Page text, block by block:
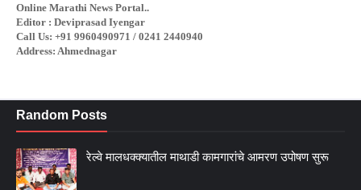
Online Marathi News Portal..
Editor : Deviprasad Iyengar
Call Us: +91 9960490971 / 0241 2440940
Address: Ahmednagar
Random Posts
रेल्वे मालधक्क्यातील माथाडी कामगारांचे आमरण उपोषण सुरू